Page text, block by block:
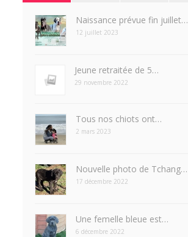
Naissance prévue fin juillet…
12 juillet 2023
Jeune retraitée de 5…
29 novembre 2022
Tous nos chiots ont…
2 mars 2023
Nouvelle photo de Tchang…
17 décembre 2022
Une femelle bleue est…
6 décembre 2022